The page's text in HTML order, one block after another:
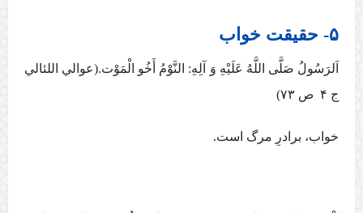
۵- حقیقت خواب
اَلرَسُولُ صَلَّی اللَّهُ عَلَيْهِ وَ آلِهِ:‏‏ النَّوْمُ‏ أَخُو الْمَوْت‏.(عوالي اللئالي
ج ‏۴ ص ۷۳)
خواب، برادرِ مرگ است.